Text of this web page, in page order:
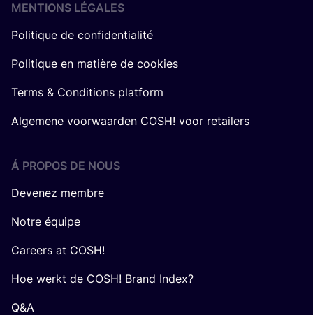
MENTIONS LÉGALES
Politique de confidentialité
Politique en matière de cookies
Terms & Conditions platform
Algemene voorwaarden COSH! voor retailers
Á PROPOS DE NOUS
Devenez membre
Notre équipe
Careers at COSH!
Hoe werkt de COSH! Brand Index?
Q&A